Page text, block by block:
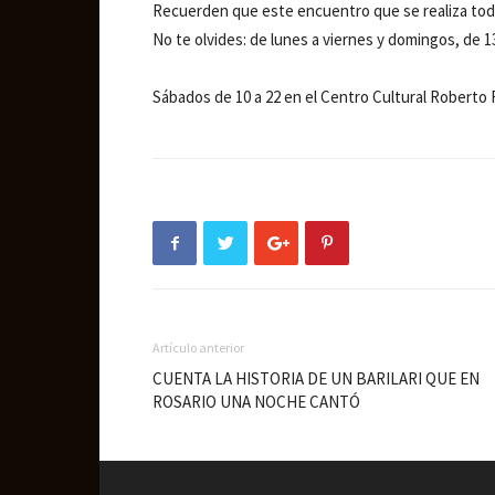
Recuerden que este encuentro que se realiza
No te olvides: de lunes a viernes y domingos, de
Sábados de 10 a 22 en el Centro Cultural
Artículo anterior
CUENTA LA HISTORIA DE UN BARILARI QUE EN
ROSARIO UNA NOCHE CANTÓ